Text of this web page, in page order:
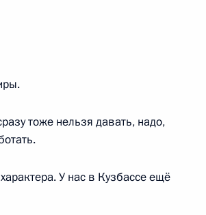
информации сайта
тоже нельзя давать, надо,
У нас в Кузбассе ещё